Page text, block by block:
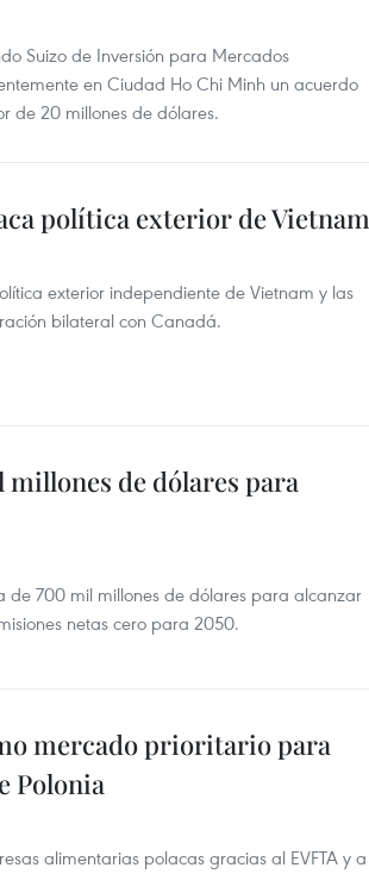
Suizo de Inversión para Mercados
en Ciudad Ho Chi Minh un acuerdo
de 20 millones de dólares.
política exterior de Vietnam
exterior independiente de Vietnam y las
bilateral con Canadá.
de dólares para
de 700 mil millones de dólares para alcanzar
netas cero para 2050.
mercado prioritario para
Polonia
alimentarias polacas gracias al EVFTA y a